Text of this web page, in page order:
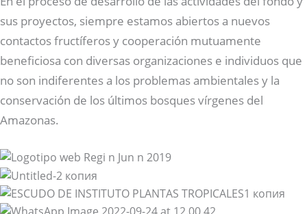
sus proyectos, siempre estamos abiertos a nuevos
contactos fructíferos y cooperación mutuamente
beneficiosa con diversas organizaciones e individuos que
no son indiferentes a los problemas ambientales y la
conservación de los últimos bosques vírgenes del
Amazonas.